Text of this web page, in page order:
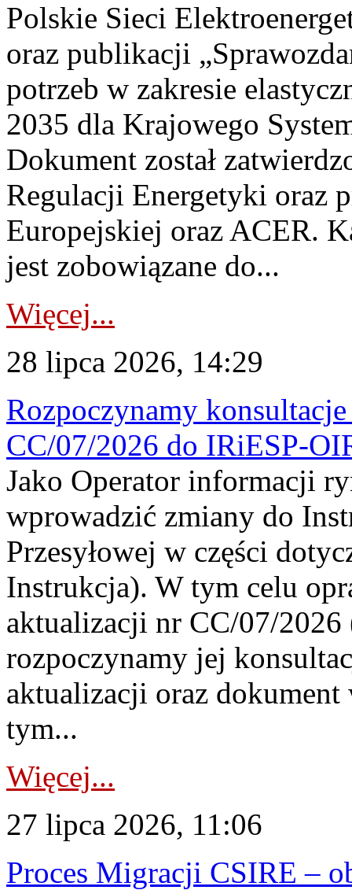
Polskie Sieci
oraz publikacji
potrzeb w zakresie
2035 dla Krajowego
Dokument został
Regulacji Energetyki oraz
Europejskiej oraz ACER.
jest zobowiązane do...
Więcej...
28 lipca 2026, 14:29
Rozpoczynamy
CC/07/2026 do IRiESP-
Jako Operator informacji
wprowadzić zmiany do
Przesyłowej w części
Instrukcja). W tym celu
aktualizacji nr CC/07/
rozpoczynamy jej
aktualizacji oraz
tym...
Więcej...
27 lipca 2026, 11:06
Proces Migracji CSIRE –